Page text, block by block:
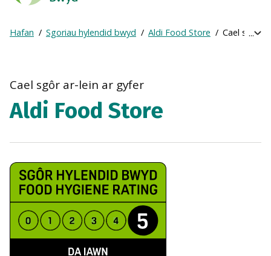
Agency
Frontpage
Breadcrumb
Hafan Sgoriau hylendid bwyd Aldi Food Store Cael sgôr
Cael sgôr ar-lein ar gyfer
Aldi Food Store